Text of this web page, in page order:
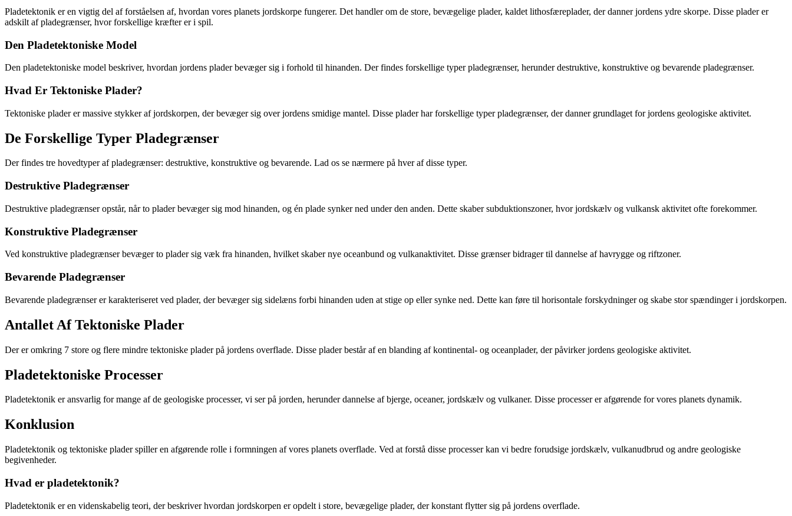
Pladetektonik er en vigtig del af forståelsen af, hvordan vores planets jordskorpe fungerer. Det handler om de store, bevægelige plader, kaldet lithosfæreplader, der danner jordens ydre skorpe. Disse plader er
adskilt af pladegrænser, hvor forskellige kræfter er i spil.
Den Pladetektoniske Model
Den pladetektoniske model beskriver, hvordan jordens plader bevæger sig i forhold til hinanden. Der findes forskellige typer pladegrænser, herunder destruktive, konstruktive og bevarende pladegrænser.
Hvad Er Tektoniske Plader?
Tektoniske plader er massive stykker af jordskorpen, der bevæger sig over jordens smidige mantel. Disse plader har forskellige typer pladegrænser, der danner grundlaget for jordens geologiske aktivitet.
De Forskellige Typer Pladegrænser
Der findes tre hovedtyper af pladegrænser: destruktive, konstruktive og bevarende. Lad os se nærmere på hver af disse typer.
Destruktive Pladegrænser
Destruktive pladegrænser opstår, når to plader bevæger sig mod hinanden, og én plade synker ned under den anden. Dette skaber subduktionszoner, hvor jordskælv og vulkansk aktivitet ofte forekommer.
Konstruktive Pladegrænser
Ved konstruktive pladegrænser bevæger to plader sig væk fra hinanden, hvilket skaber nye oceanbund og vulkanaktivitet. Disse grænser bidrager til dannelse af havrygge og riftzoner.
Bevarende Pladegrænser
Bevarende pladegrænser er karakteriseret ved plader, der bevæger sig sidelæns forbi hinanden uden at stige op eller synke ned. Dette kan føre til horisontale forskydninger og skabe stor spændinger i jordskorpen.
Antallet Af Tektoniske Plader
Der er omkring 7 store og flere mindre tektoniske plader på jordens overflade. Disse plader består af en blanding af kontinental- og oceanplader, der påvirker jordens geologiske aktivitet.
Pladetektoniske Processer
Pladetektonik er ansvarlig for mange af de geologiske processer, vi ser på jorden, herunder dannelse af bjerge, oceaner, jordskælv og vulkaner. Disse processer er afgørende for vores planets dynamik.
Konklusion
Pladetektonik og tektoniske plader spiller en afgørende rolle i formningen af vores planets overflade. Ved at forstå disse processer kan vi bedre forudsige jordskælv, vulkanudbrud og andre geologiske
begivenheder.
Hvad er pladetektonik?
Pladetektonik er en videnskabelig teori, der beskriver hvordan jordskorpen er opdelt i store, bevægelige plader, der konstant flytter sig på jordens overflade.